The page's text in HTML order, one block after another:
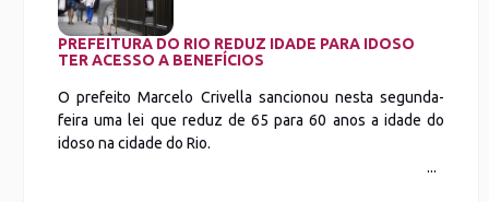
PREFEITURA DO RIO REDUZ IDADE PARA IDOSO
TER ACESSO A BENEFÍCIOS
O prefeito Marcelo Crivella sancionou nesta segunda-
feira uma lei que reduz de 65 para 60 anos a idade do
idoso na cidade do Rio.